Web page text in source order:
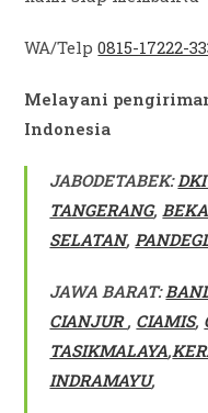
WA/Telp0815-17222-
Melayani
Indonesia
JABODETABEK:
TANGERANG,
SELATAN,
JAWA BARAT:
CIANJUR, CIAMIS,
TASIKMALAYA,
INDRAMAYU,